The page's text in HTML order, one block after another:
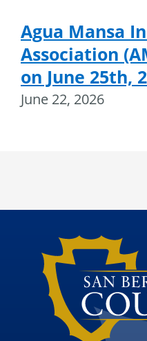
Agua Mansa
Association
on June 25th,
June 22, 2026